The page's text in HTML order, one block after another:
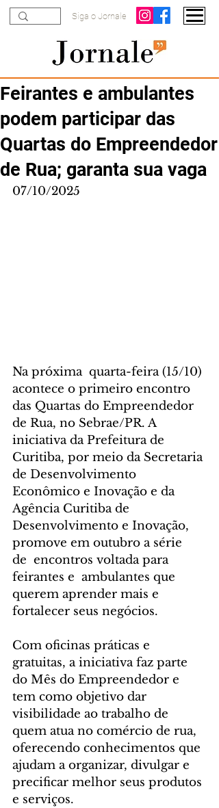
Siga o Jornale
Feirantes e ambulantes
podem participar das
Quartas do Empreendedor
de Rua; garanta sua vaga
07/10/2025
Na próxima  quarta-feira (15/10)
acontece o primeiro encontro
das Quartas do Empreendedor
de Rua, no Sebrae/PR. A
iniciativa da Prefeitura de
Curitiba, por meio da Secretaria
de Desenvolvimento
Econômico e Inovação e da
Agência Curitiba de
Desenvolvimento e Inovação,
promove em outubro a série
de  encontros voltada para
feirantes e  ambulantes que
querem aprender mais e
fortalecer seus negócios.
Com oficinas práticas e
gratuitas, a iniciativa faz parte
do Mês do Empreendedor e
tem como objetivo dar
visibilidade ao trabalho de
quem atua no comércio de rua,
oferecendo conhecimentos que
ajudam a organizar, divulgar e
precificar melhor seus produtos
e serviços.